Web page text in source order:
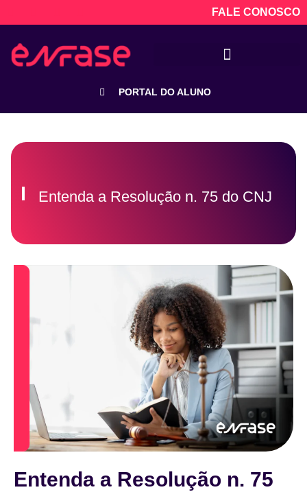
FALE CONOSCO
PORTAL DO ALUNO
Entenda a Resolução n. 75 do CNJ
Entenda a Resolução n. 75